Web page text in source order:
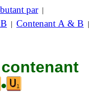
par|
| Contenant A & B |
•